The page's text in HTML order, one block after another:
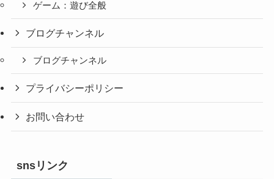
ゲーム：遊び全般
ブログチャンネル
ブログチャンネル
プライバシーポリシー
お問い合わせ
snsリンク